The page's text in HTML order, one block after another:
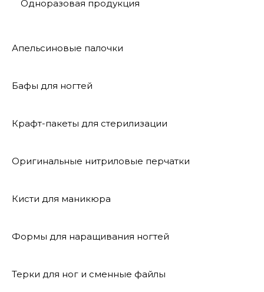
Одноразовая продукция
Апельсиновые палочки
Бафы для ногтей
Крафт-пакеты для стерилизации
Оригинальные нитриловые перчатки
Кисти для маникюра
Формы для наращивания ногтей
Терки для ног и сменные файлы